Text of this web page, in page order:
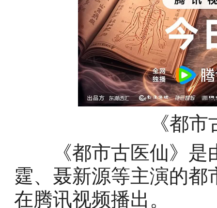
《都
《都市古医仙》是
霆、聂新源等主演的都
在腾讯视频播出。